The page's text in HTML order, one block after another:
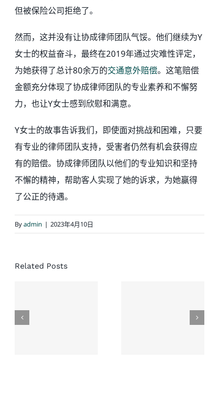
但被保险公司拒绝了。
然而，这并没有让协成律师团队气馁。他们继续为Y
女士的权益奋斗，最终在2019年通过灾难性评定，
为她获得了总计80余万的交通意外赔偿。这笔赔偿
金额充分体现了协成律师团队的专业素养和不懈努
力，也让Y女士感到欣慰和满意。
Y女士的故事告诉我们，即使面对挑战和困难，只要
有专业的律师团队支持，受害者仍然有机会获得应
有的赔偿。协成律师团队以他们的专业知识和坚持
不懈的精神，帮助客人实现了她的诉求，为她赢得
了公正的待遇。
Byadmin | 2023年4月10日
Related Posts
经典结案
一场车
案，老人
接受的和
解，换来